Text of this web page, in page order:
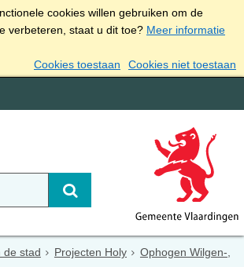
cookies willen gebruiken om de
verbeteren, staat u dit toe? Meer informatie
Cookies toestaan
Cookies niet toestaan
de stad Projecten Holy
Ophogen Wilgen-,